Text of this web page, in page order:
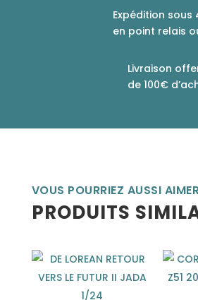
Expédition sous
en point relais
Livraison
de 100€
VOUS POURRIEZ AUSSI
PRODUITS